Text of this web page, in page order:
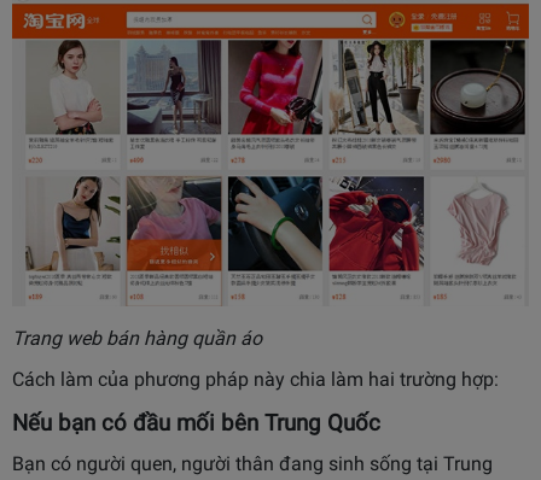
Trang web bán hàng quần áo
Cách làm của phương pháp này chia làm hai trường hợp:
Nếu bạn có đầu mối bên Trung Quốc
Bạn có người quen, người thân đang sinh sống tại Trung